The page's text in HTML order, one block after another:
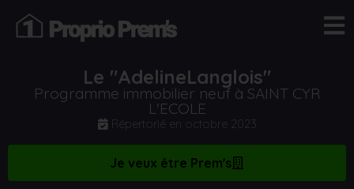
Le "AdelineLanglois"
Programme immobilier neuf à SAINT CYR
L'ECOLE
Répertorié en octobre 2023
Je veux être Prem's